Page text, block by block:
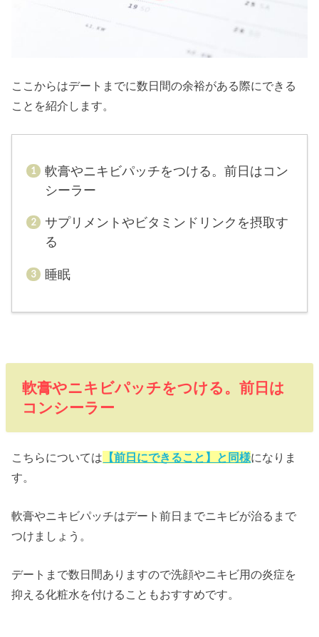
ここからはデートまでに数日間の余裕がある際にできる
ことを紹介します。
軟膏やニキビパッチをつける。前日はコン
シーラー
サプリメントやビタミンドリンクを摂取す
る
睡眠
軟膏やニキビパッチをつける。前日は
コンシーラー
こちらについては 【前日にできること】と同様になりま
す。
軟膏やニキビパッチはデート前日までニキビが治るまで
つけましょう。
デートまで数日間ありますので洗顔やニキビ用の炎症を
抑える化粧水を付けることもおすすめです。